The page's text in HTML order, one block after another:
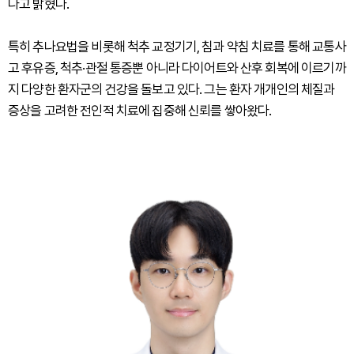
다고 밝혔다.
특히 추나요법을 비롯해 척추 교정기기, 침과 약침 치료를 통해 교통사
고 후유증, 척추·관절 통증뿐 아니라 다이어트와 산후 회복에 이르기까
지 다양한 환자군의 건강을 돌보고 있다. 그는 환자 개개인의 체질과
증상을 고려한 전인적 치료에 집중해 신뢰를 쌓아왔다.